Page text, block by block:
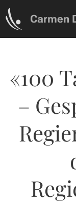
Carmen
«100
–